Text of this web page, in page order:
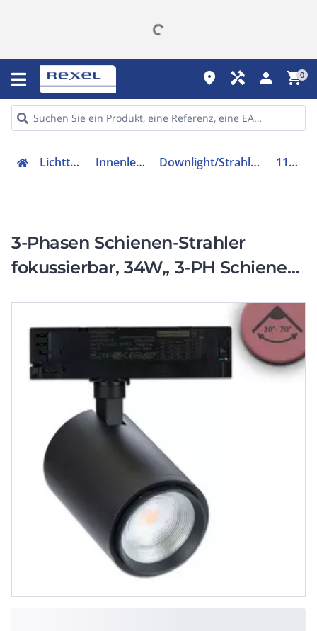
place handyman person shopping_cart0
Lichttechnik Innenleuchten Downlight/Strahler/Flutlicht 114980
3-Phasen Schienen-Strahler
fokussierbar, 34W,, 3-PH Schienen-